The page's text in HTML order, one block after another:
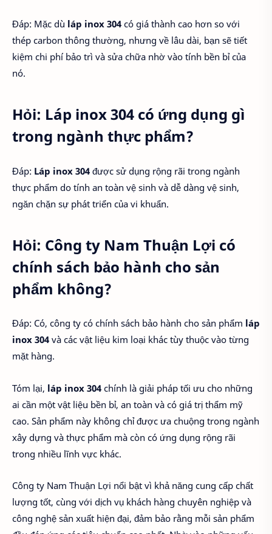
Đáp: Mặc dù láp inox 304 có giá thành cao hơn so với
thép carbon thông thường, nhưng về lâu dài, bạn sẽ tiết
kiệm chi phí bảo trì và sửa chữa nhờ vào tính bền bỉ của
nó.
Hỏi: Láp inox 304 có ứng dụng gì
trong ngành thực phẩm?
Đáp: Láp inox 304 được sử dụng rộng rãi trong ngành
thực phẩm do tính an toàn vệ sinh và dễ dàng vệ sinh,
ngăn chặn sự phát triển của vi khuẩn.
Hỏi: Công ty Nam Thuận Lợi có
chính sách bảo hành cho sản
phẩm không?
Đáp: Có, công ty có chính sách bảo hành cho sản phẩm láp
inox 304 và các vật liệu kim loại khác tùy thuộc vào từng
mặt hàng.
Tóm lại, láp inox 304 chính là giải pháp tối ưu cho những
ai cần một vật liệu bền bỉ, an toàn và có giá trị thẩm mỹ
cao. Sản phẩm này không chỉ được ưa chuộng trong ngành
xây dựng và thực phẩm mà còn có ứng dụng rộng rãi
trong nhiều lĩnh vực khác.
Công ty Nam Thuận Lợi nổi bật vì khả năng cung cấp chất
lượng tốt, cùng với dịch vụ khách hàng chuyên nghiệp và
công nghệ sản xuất hiện đại, đảm bảo rằng mỗi sản phẩm